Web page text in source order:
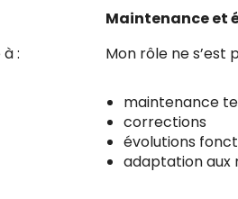
:
Maintenance et
Mon rôle ne s’est
maintenance
corrections
évolutions
adaptation aux